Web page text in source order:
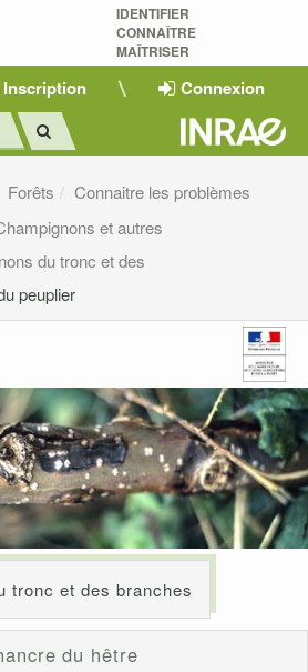
IDENTIFIER
CONNAÎTRE
MAÎTRISER
Inscription Connexion
Forêts
Connaitre les problèmes
et autres
du tronc et des
peuplier
tronc et des branches
du hêtre